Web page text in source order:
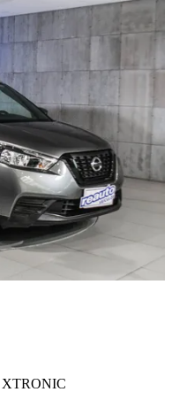
XTRONIC